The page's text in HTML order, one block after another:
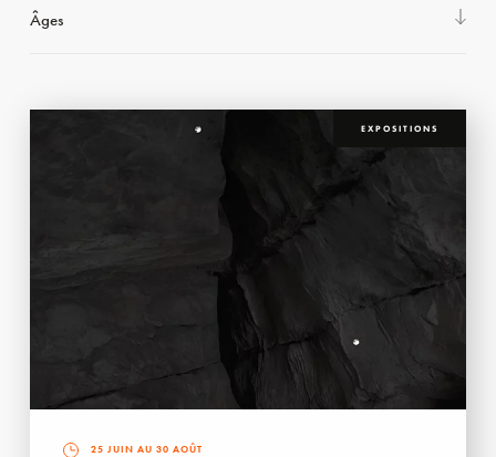
Âges
EXPOSITIONS
25 JUIN AU 30 AOÛT